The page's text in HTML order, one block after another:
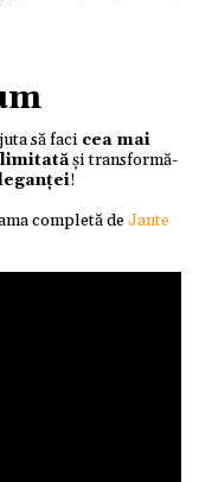
să faci cea mai
și transformă-
!
completă deJante